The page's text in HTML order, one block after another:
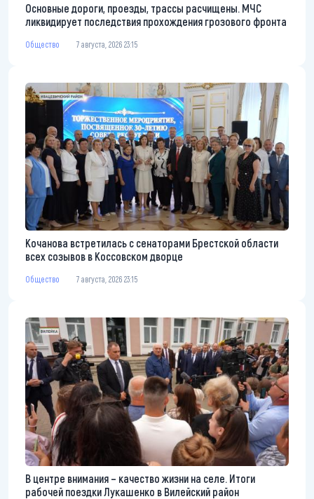
Основные дороги, проезды, трассы расчищены. МЧС
ликвидирует последствия прохождения грозового фронта
Общество 7 августа, 2026 23:15
Кочанова встретилась с сенаторами Брестской области
всех созывов в Коссовском дворце
Общество 7 августа, 2026 23:15
В центре внимания – качество жизни на селе. Итоги
рабочей поездки Лукашенко в Вилейский район